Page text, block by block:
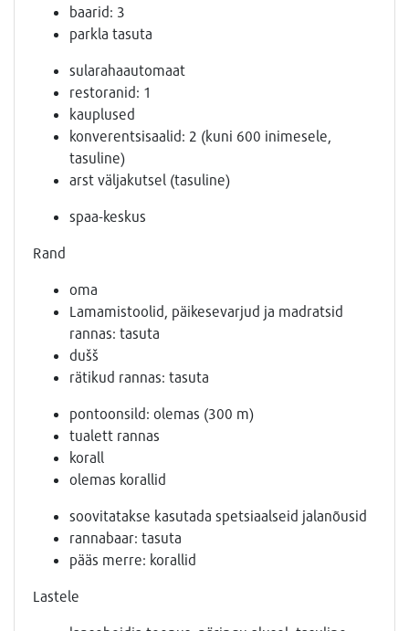
baarid: 3
parkla tasuta
sularahaautomaat
restoranid: 1
kauplused
konverentsisaalid: 2 (kuni 600 inimesele,
tasuline)
arst väljakutsel (tasuline)
spaa-keskus
Rand
oma
Lamamistoolid, päikesevarjud ja madratsid
rannas: tasuta
dušš
rätikud rannas: tasuta
pontoonsild: olemas (300 m)
tualett rannas
korall
olemas korallid
soovitatakse kasutada spetsiaalseid jalanõusid
rannabaar: tasuta
pääs merre: korallid
Lastele